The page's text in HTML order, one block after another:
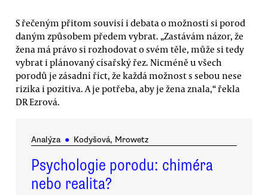
S řečeným přitom souvisí i debata o možnosti si porod
daným způsobem předem vybrat. „Zastávám názor, že
žena má právo si rozhodovat o svém těle, může si tedy
vybrat i plánovaný císařský řez. Nicméně u všech
porodů je zásadní říct, že každá možnost s sebou nese
rizika i pozitiva. A je potřeba, aby je žena znala,“ řekla
DR Ezrová.
Analýza ● Kodyšová, Mrowetz
Psychologie porodu: chiméra
nebo realita?